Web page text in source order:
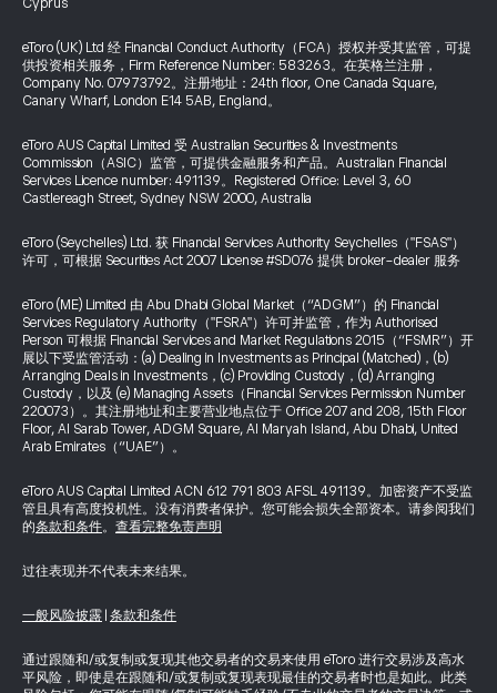
Cyprus
eToro (UK) Ltd 经 Financial Conduct Authority（FCA）授权并受其监管，可提
供投资相关服务，Firm Reference Number: 583263。在英格兰注册，
Company No. 07973792。注册地址：24th floor, One Canada Square,
Canary Wharf, London E14 5AB, England。
eToro AUS Capital Limited 受 Australian Securities & Investments
Commission（ASIC）监管，可提供金融服务和产品。Australian Financial
Services Licence number: 491139。Registered Office: Level 3, 60
Castlereagh Street, Sydney NSW 2000, Australia
eToro (Seychelles) Ltd. 获 Financial Services Authority Seychelles（"FSAS"）
许可，可根据 Securities Act 2007 License #SD076 提供 broker-dealer 服务
eToro (ME) Limited 由 Abu Dhabi Global Market（“ADGM”）的 Financial
Services Regulatory Authority（"FSRA"）许可并监管，作为 Authorised
Person 可根据 Financial Services and Market Regulations 2015（“FSMR”）开
展以下受监管活动：(a) Dealing in Investments as Principal (Matched)，(b)
Arranging Deals in Investments，(c) Providing Custody，(d) Arranging
Custody，以及 (e) Managing Assets（Financial Services Permission Number
220073）。其注册地址和主要营业地点位于 Office 207 and 208, 15th Floor
Floor, Al Sarab Tower, ADGM Square, Al Maryah Island, Abu Dhabi, United
Arab Emirates（“UAE”）。
eToro AUS Capital Limited ACN 612 791 803 AFSL 491139。加密资产不受监
管且具有高度投机性。没有消费者保护。您可能会损失全部资本。请参阅我们
的条款和条件。 查看完整免责声明
过往表现并不代表未来结果。
一般风险披露 条款和条件
通过跟随和/或复制或复现其他交易者的交易来使用 eToro 进行交易涉及高水
平风险，即使是在跟随和/或复制或复现表现最佳的交易者时也是如此。此类